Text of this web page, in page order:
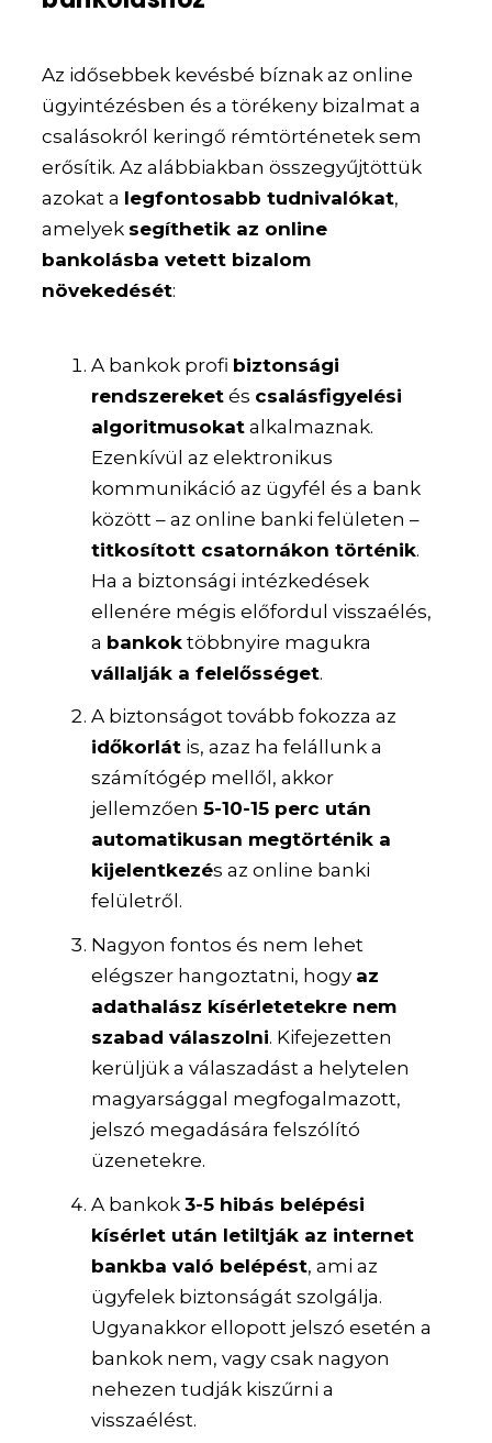
Az idősebbek kevésbé bíznak az online
ügyintézésben és a törékeny bizalmat a
csalásokról keringő rémtörténetek sem
erősítik. Az alábbiakban összegyűjtöttük
azokat a legfontosabb tudnivalókat,
amelyek segíthetik az online
bankolásba vetett bizalom
növekedését:
A bankok profi biztonsági
rendszereket és csalásfigyelési
algoritmusokat alkalmaznak.
Ezenkívül az elektronikus
kommunikáció az ügyfél és a bank
között – az online banki felületen –
titkosított csatornákon történik.
Ha a biztonsági intézkedések
ellenére mégis előfordul visszaélés,
a bankok többnyire magukra
vállalják a felelősséget.
A biztonságot tovább fokozza az
időkorlát is, azaz ha felállunk a
számítógép mellől, akkor
jellemzően5-10-15 perc után
automatikusan megtörténik a
kijelentkezés az online banki
felületről.
Nagyon fontos és nem lehet
elégszer hangoztatni, hogy az
adathalász kísérletetekre nem
szabad válaszolni. Kifejezetten
kerüljük a válaszadást a helytelen
magyarsággal megfogalmazott,
jelszó megadására felszólító
üzenetekre.
A bankok3-5 hibás belépési
kísérlet után letiltják az internet
bankba való belépést, ami az
ügyfelek biztonságát szolgálja.
Ugyanakkor ellopott jelszó esetén a
bankok nem, vagy csak nagyon
nehezen tudják kiszűrni a
visszaélést.